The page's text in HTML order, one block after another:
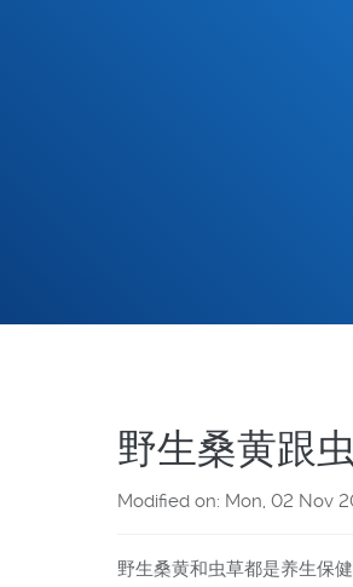
野生桑黄跟
Modified on: Mon, 02 Nov
野生桑黄和虫草都是养生保